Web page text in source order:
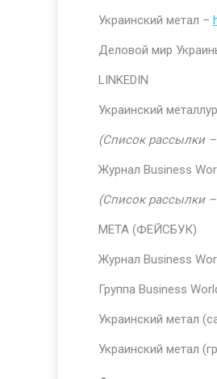
Украинский метал –
Деловой мир
LINKEDIN
Украинский
(Список рассылки –
Журнал Business
(Список рассылки –
МЕТА (ФЕЙСБУК)
Журнал Business
Группа Business
Украинский метал
Украинский метал